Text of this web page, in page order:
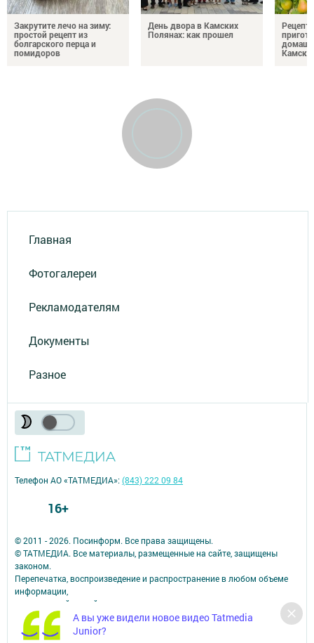
Закрутите лечо на зиму:
простой рецепт из
болгарского перца и
помидоров
День двора в Камских
Полянах: как прошел
Главная
Фотогалереи
Рекламодателям
Документы
Разное
А вы уже видели новое видео Tatmedia
Junior?
© 2011 - 2026. Посинформ. Все права защищены.
© ТАТМЕДИА. Все материалы, размещенные на сайте, защищены
законом.
Перепечатка, воспроизведение и распространение в любом объеме
информации,
размещенной на сайте, возможна только с письменного согласия
редакций СМИ.
При поддержке Республиканского агентства по печати и массовым
Телефон АО «ТАТМЕДИА»:(843) 222 09 84
16+